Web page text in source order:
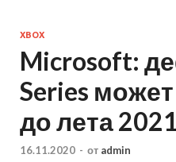
XBOX
Microsoft:
Series
до лета
16.11.2020 - от admin